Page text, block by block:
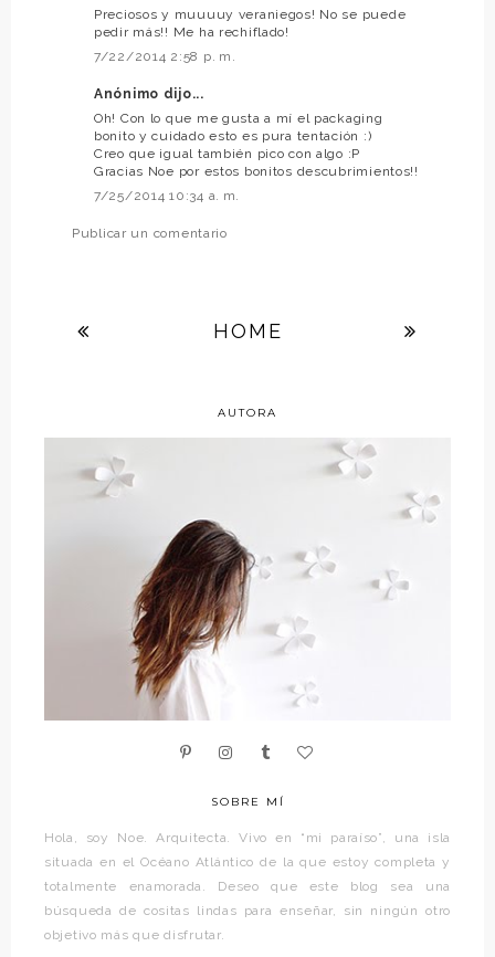
Preciosos y muuuuy veraniegos! No se puede
pedir más!! Me ha rechiflado!
7/22/2014 2:58 p. m.
Anónimo dijo...
Oh! Con lo que me gusta a mí el packaging
bonito y cuidado esto es pura tentación :)
Creo que igual también pico con algo :P
Gracias Noe por estos bonitos descubrimientos!!
7/25/2014 10:34 a. m.
Publicar un comentario
HOME
AUTORA
SOBRE MÍ
Hola, soy Noe. Arquitecta. Vivo en “mi paraíso”, una isla
situada en el Océano Atlántico de la que estoy completa y
totalmente enamorada. Deseo que este blog sea una
búsqueda de cositas lindas para enseñar, sin ningún otro
objetivo más que disfrutar.